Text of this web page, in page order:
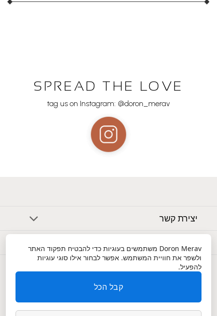
SPREAD THE LOVE
tag us on Instagram: @doron_merav
יצירת קשר
שירות לקוחות
Doron Merav משתמשים בעוגיות כדי להבטיח תפקוד האתר
ולשפר את חוויית המשתמש. אפשר לבחור אילו סוגי עוגיות
להפעיל.
קבל הכל